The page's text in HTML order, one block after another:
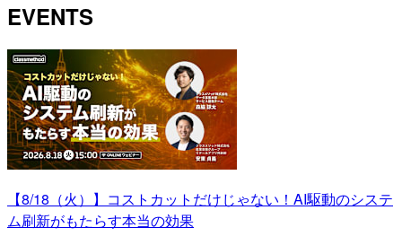
EVENTS
【8/18（火）】コストカットだけじゃない！AI駆動のシステ
ム刷新がもたらす本当の効果